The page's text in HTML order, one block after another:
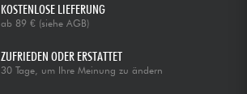
KOSTENLOSE LIEFERUNG
ab 89 € (siehe AGB)
ZUFRIEDEN ODER ERSTATTET
30 Tage, um Ihre Meinung zu ändern